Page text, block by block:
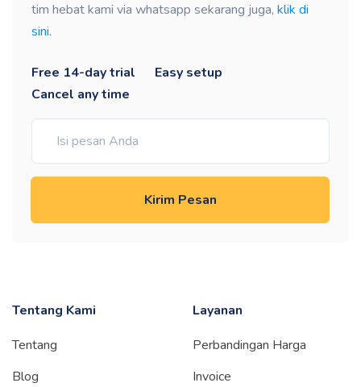
tim hebat kami via whatsapp sekarang juga, klik di
sini.
Free 14-day trial
Easy setup
Cancel any time
Kirim Pesan
Tentang Kami
Tentang
Blog
Layanan
Perbandingan Harga
Invoice